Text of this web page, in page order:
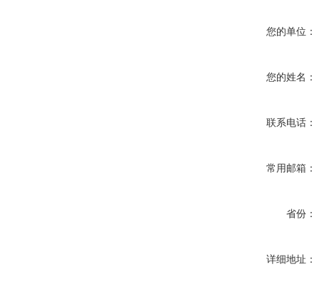
您的单位：
您的姓名：
联系电话：
常用邮箱：
省份：
详细地址：